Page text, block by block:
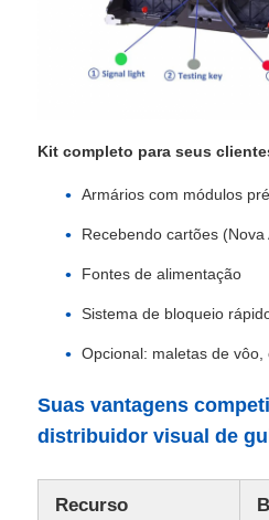
Kit completo para seus
Armários com módulos
Recebendo cartões (Nova
Fontes de alimentação
Sistema de bloqueio
Opcional: maletas de
Suas vantagens
distribuidor visual de
Recurso